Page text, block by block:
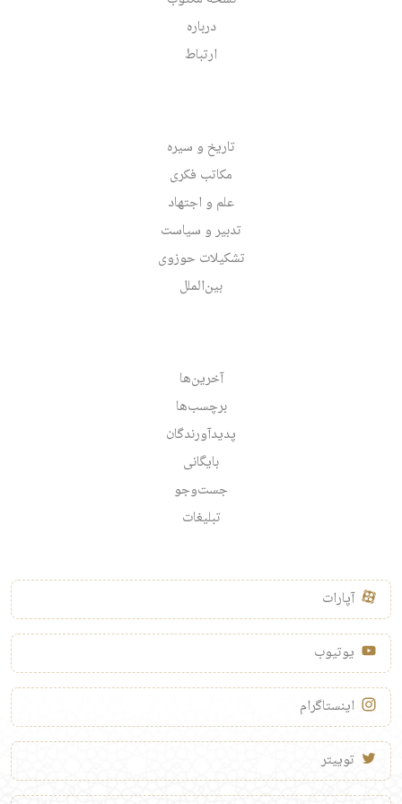
درباره
ارتباط
تاریخ و سیره
مکاتب فکری
علم و اجتهاد
تدبیر و سیاست
تشکیلات حوزوی
بین‌الملل
آخرین‌ها
برچسب‌ها
پدیدآورندگان
بایگانی
جست‌وجو
تبلیغات
آپارات
یوتیوب
اینستاگرام
توییتر